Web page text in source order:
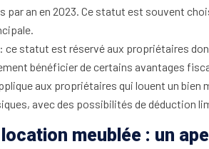
par an en 2023. Ce statut est souvent
: ce statut est réservé aux propriétaires
bénéficier de certains avantages
aux propriétaires qui louent un
avec des possibilités de déduction
meublée : un